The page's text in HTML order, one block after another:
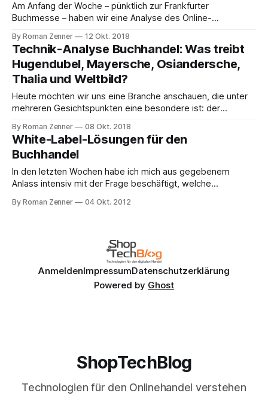
Am Anfang der Woche – pünktlich zur Frankfurter
Buchmesse – haben wir eine Analyse des Online-
gehen wir im Detail auf die digitalen Angebote von
Hugendubel, Mayersche, Osiander, Thalia und Weltbild ein
und schauen uns an, welche verschiedenen Technologien
dort zum Einsatz kommen und warum sich die
By Roman Zenner 12 Okt. 2018
Technik-Analyse Buchhandel: Was treibt
Hugendubel, Mayersche, Osiandersche,
Thalia und Weltbild?
Heute möchten wir uns eine Branche anschauen, die unter
mehreren Gesichtspunkten eine besondere ist: der
teilweise Millionen lieferbarer Titel abbilden zu müssen bzw.
zu wollen, sondern kann auch wegen der Buchpreisbindung
nicht einfach so mit Rabatten arbeiten, wie das bei anderen
Branchen der
By Roman Zenner 08 Okt. 2018
White-Label-Lösungen für den
Buchhandel
In den letzten Wochen habe ich mich aus gegebenem
Anlass intensiv mit der Frage beschäftigt, welche
Handel einzusteigen. Größte Herausforderung, mit denen
By Roman Zenner 04 Okt. 2012
AnmeldenImpressumDatenschutzerklärung
Powered by Ghost
ShopTechBlog
Technologien für den Onlinehandel verstehen